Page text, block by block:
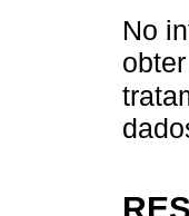
No